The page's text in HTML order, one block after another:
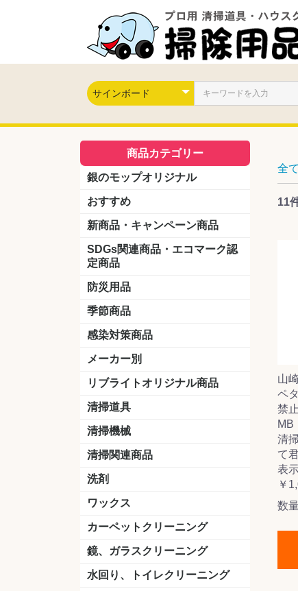
商品カテゴリー
銀のモップオリジナル
おすすめ
新商品・キャンペーン商品
キャンペーン商品
新製品
SDGs関連商品・エコマーク認
定商品
防災用品
季節商品
感染対策商品
おう吐物
除菌洗剤
うがい薬
マスク
手洗い石鹸
手指消毒
手袋
メーカー別
クオリティ
ニイタカ
シーバイエス 樹脂ワ
下地剤
ドライ
脂仕上
水性・
油性ワ
特殊用
ニュー
ステム
天然石
コンク
木床用
床用ク
剥離剤
植物油
鉱物油
その他
リンレイ
ペンギンワックス 樹脂ワ
水性・
下地剤
特殊用
ドライ
脂ワッ
クリー
ハクリ
石材床
木床用
日常管
横浜油脂工業
ミッケル化学（旧：スイショウ
ユシロ化学
コニシ
つやげん
ダイカ商事
スリーエムジャパン
山崎産業
テラモト
セイワ
エトレー
ラバーメイド
ジャパックス
日本サニパック
ケルヒャー
マキタ
ショーワグローブ
花王
サラヤ
アルボース
コスケム
ミヤキ
紺商
信徳ポミー
リブライトオリジナル商品
LLオレンジクリーナー
LL油脂専用クリーナー
LLワックスモップ
LL-21
マーベラスiL
清掃道具
ほうき
ちりとり
モップ及び関連品 ワンタッ
水切りド
その他ア
(ワンタッ
関連商品
モップ ワックス塗
ハードフロア用ダストモップ
テラモト
その他
清掃機械
掃除機
ドライ
アップ
コード
高圧洗浄機
吸水機
カーペット用マシン
送風機
ポリッシャー 階段用
スタン
高速回
ハンデ
関連商
ポリッシャー・自動床洗浄機用
掃除機用紙パック
その他
清掃関連商品
ダストカート
台車
移動式バレット
脚立
モップハンガー
サインボード
光沢計
カーペット汚染度計
洗剤
床用表面洗浄剤
ハクリ剤
厨房用
工場用
石材用
サビ用
木材用
タイル用
外壁用
壁面用
手あか用
病院用
除菌用
ワックス
樹脂ワックス
半樹脂ワックス
フローリング用
病院用ワックス
中性ワックス
石材用
木床用
その他
カーペットクリーニング
洗剤
ブラシ
パット
その他
鏡、ガラスクリーニング
ガラスワイパー
シャンパー(ウオッシャー)
ガラススクイジー
ケレン
ツールホルダー
洗剤 うろこ取り
天井・高所作業
水回り、トイレクリーニング
全て
11
山
ペ
禁
MB
清
て
表
￥
数